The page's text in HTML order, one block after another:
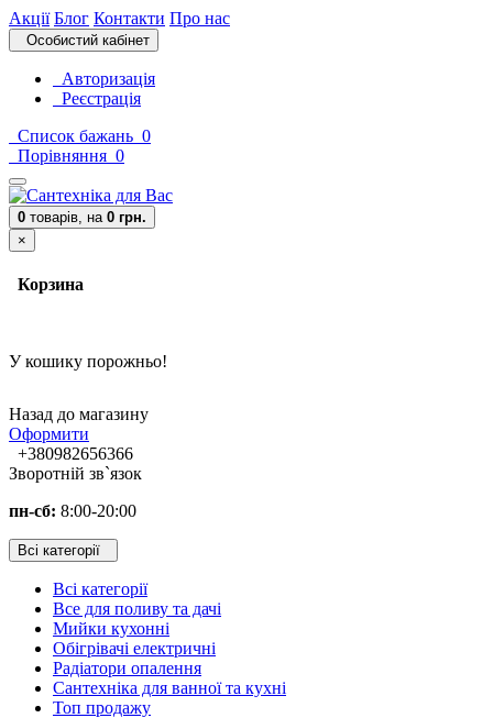
Акції Блог Контакти Про нас
Особистий кабінет
Авторизація
Реєстрація
Список бажань 0
Порівняння 0
0 товарів, на 0 грн.
×
Корзина
У кошику порожньо!
Назад до магазину
Оформити
+380982656366
Зворотній зв`язок
пн-сб: 8:00-20:00
Всі категорії
Всі категорії
Все для поливу та дачі
Мийки кухонні
Обігрівачі електричні
Радіатори опалення
Сантехніка для ванної та кухні
Топ продажу